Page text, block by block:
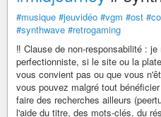
#musique #jeuvidéo #vgm #ost
#synthwave #retrogaming
‼️ Clause de non-responsabilité :
perfectionniste, si le site ou la
vous convient pas ou que vous
vous pouvez malgré tout
faire des recherches ailleurs
l'aide du titre, des mots-clés, du